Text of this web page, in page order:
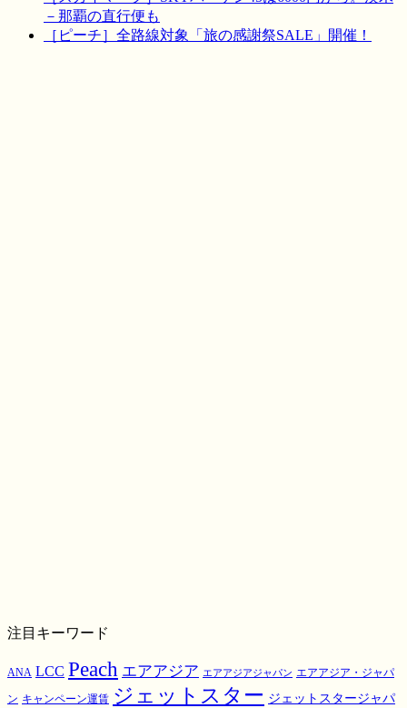
－那覇の直行便も
［ピーチ］全路線対象「旅の感謝祭SALE」開催！
注目キーワード
ANA LCC Peach エアアジア エアアジアジャパン エアアジア・ジャパ
ン キャンペーン運賃 ジェットスター ジェットスタージャパ